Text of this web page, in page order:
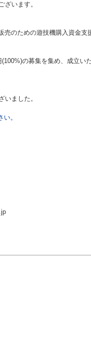
ざいます。
売のための遊技機購入資金
の募集を集め、成立い
いました。
。